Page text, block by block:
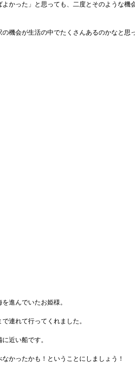
かった」と思っても、二度とそのような機
機会が生活の中でたくさんあるのかなと思
進んでいたお姫様。
連れて行ってくれました。
近い船です。
かったかも！ということにしましょう！